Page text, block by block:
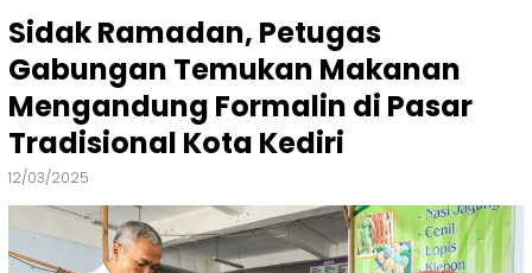
Sidak Ramadan, Petugas
Gabungan Temukan Makanan
Mengandung Formalin di Pasar
Tradisional Kota Kediri
12/03/2025